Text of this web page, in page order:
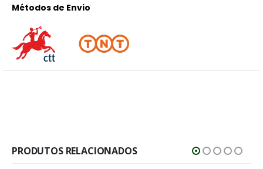
Métodos de Envio
PRODUTOS RELACIONADOS